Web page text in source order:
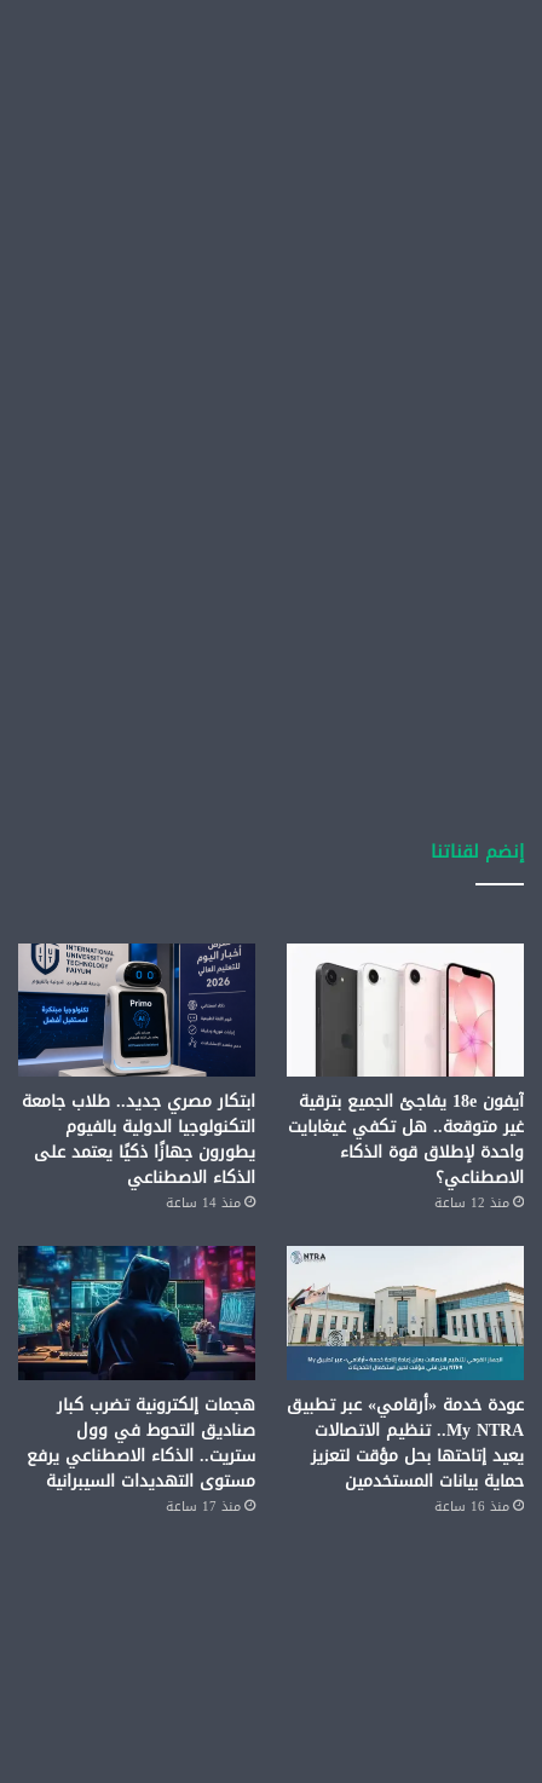
إنضم لقناتنا
آيفون 18e يفاجئ الجميع بترقية
غير متوقعة.. هل تكفي غيغابايت
واحدة لإطلاق قوة الذكاء
الاصطناعي؟
منذ 12 ساعة
ابتكار مصري جديد.. طلاب جامعة
التكنولوجيا الدولية بالفيوم
يطورون جهازًا ذكيًا يعتمد على
الذكاء الاصطناعي
منذ 14 ساعة
عودة خدمة «أرقامي» عبر تطبيق
My NTRA.. تنظيم الاتصالات
يعيد إتاحتها بحل مؤقت لتعزيز
حماية بيانات المستخدمين
منذ 16 ساعة
هجمات إلكترونية تضرب كبار
صناديق التحوط في وول
ستريت.. الذكاء الاصطناعي يرفع
مستوى التهديدات السيبرانية
منذ 17 ساعة